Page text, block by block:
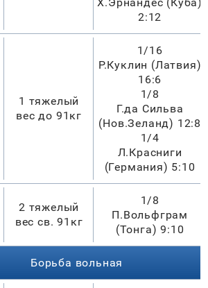
2:12
1 тяжелый
вес до 91кг
1/16
Р.Куклин (Латвия)
16:6
1/8
Г.да Сильва
(Нов.Зеланд) 12:8
1/4
Л.Красниги
(Германия) 5:10
2 тяжелый
вес св. 91кг
1/8
П.Вольфграм
(Тонга) 9:10
Борьба вольная